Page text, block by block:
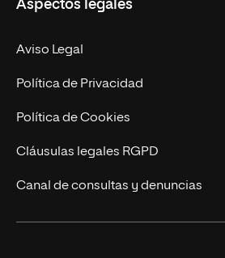
Doctorados
Experto Universitario
Postgrados
Cursos Universitarios
Facultades
Nuestro Equipo
Trabaja en UNIR
Actualidad
UNIR Revista
Eventos
Aspectos legales
Aviso Legal
Política de Privacidad
Política de Cookies
Cláusulas legales RGPD
Canal de consultas y denuncias